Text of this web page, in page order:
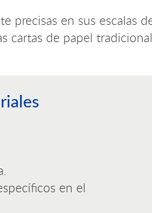
precisas en sus escalas
cartas de papel
en el